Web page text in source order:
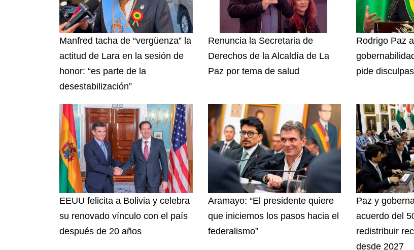
Manfred tacha de “vergüenza” la
actitud de Lara en la sesión de
honor: “es parte de la
desestabilización”
Renuncia la Secretaria de
Derechos de la Alcaldía de La
Paz por tema de salud
Rodrigo Paz
pide
EEUU felicita a Bolivia y celebra
su renovado vínculo con el país
después de 20 años
Aramayo: “El presidente quiere
que iniciemos los pasos hacia el
federalismo”
Paz y
acuerdo del
redistribuir
desde 2027